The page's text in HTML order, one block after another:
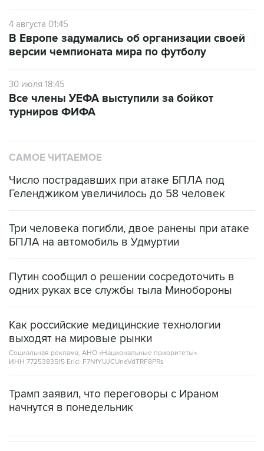
4 августа 01:45
В Европе задумались об организации своей
версии чемпионата мира по футболу
30 июля 18:45
Все члены УЕФА выступили за бойкот
турниров ФИФА
САМОЕ ЧИТАЕМОЕ
Число пострадавших при атаке БПЛА под
Геленджиком увеличилось до 58 человек
Три человека погибли, двое ранены при атаке
БПЛА на автомобиль в Удмуртии
Путин сообщил о решении сосредоточить в
одних руках все службы тыла Минобороны
Как российские медицинские технологии
выходят на мировые рынки
Социальная реклама, АНО «Национальные приоритеты».
ИНН 7725383515 Erid: F7NfYUJCUneVdTRF8PRs
Трамп заявил, что переговоры с Ираном
начнутся в понедельник